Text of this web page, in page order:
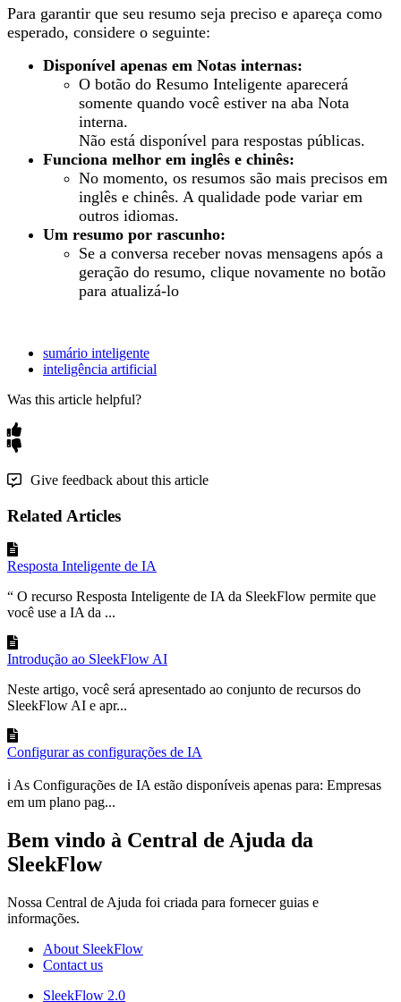
Para garantir que seu resumo seja preciso e apareça como
esperado, considere o seguinte:
Disponível apenas em Notas internas:
O botão do Resumo Inteligente aparecerá
somente quando você estiver na aba Nota
interna.
Não está disponível para respostas públicas.
Funciona melhor em inglês e chinês:
No momento, os resumos são mais precisos em
inglês e chinês. A qualidade pode variar em
outros idiomas.
Um resumo por rascunho:
Se a conversa receber novas mensagens após a
geração do resumo, clique novamente no botão
para atualizá-lo
sumário inteligente
inteligência artificial
Was this article helpful?
Give feedback about this article
Related Articles
Resposta Inteligente de IA
“ O recurso Resposta Inteligente de IA da SleekFlow permite que
você use a IA da ...
Introdução ao SleekFlow AI
Neste artigo, você será apresentado ao conjunto de recursos do
SleekFlow AI e apr...
Configurar as configurações de IA
ℹ️ As Configurações de IA estão disponíveis apenas para: Empresas
em um plano pag...
Bem vindo à Central de Ajuda da
SleekFlow
Nossa Central de Ajuda foi criada para fornecer guias e
informações.
About SleekFlow
Contact us
SleekFlow 2.0